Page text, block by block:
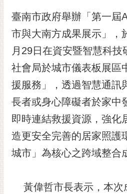
市政資訊
市民互動
黃
偉
哲
光
臺南市政府舉辦「第一屆
市與大南方成果展示」，
月29日在資安暨智慧科技
社會局於城市儀表板展區
援服務」，透過智慧通訊
長者或身心障礙者於家中
即時連結救援資源，強化
造更安全完善的居家照護
城市」為核心之跨域整合
黃偉哲市長表示，本次